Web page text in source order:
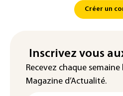
Créer un
Inscrivez vous
Recevez chaque
Magazine d’Actualité.